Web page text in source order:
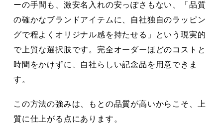
ーの手間も、激安名入れの安っぽさもない、「品質
の確かなブランドアイテムに、自社独自のラッピン
グで程よくオリジナル感を持たせる」という現実的
で上質な選択肢です。完全オーダーほどのコストと
時間をかけずに、自社らしい記念品を用意できま
す。
この方法の強みは、もとの品質が高いからこそ、上
質に仕上がる点にあります。